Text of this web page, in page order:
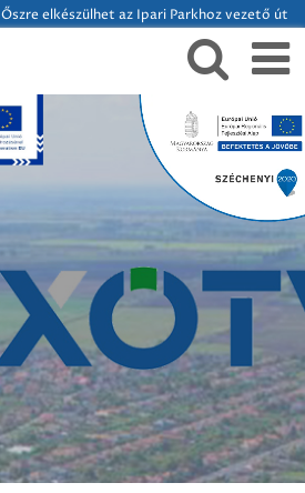
Őszre elkészülhet az Ipari Parkhoz vezető út